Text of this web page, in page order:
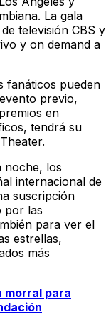
La gala
televisión CBS y
y on demand a
fanáticos pueden
previo,
en
tendrá su
noche, los
internacional de
suscripción
por las
para ver el
estrellas,
más
morral para